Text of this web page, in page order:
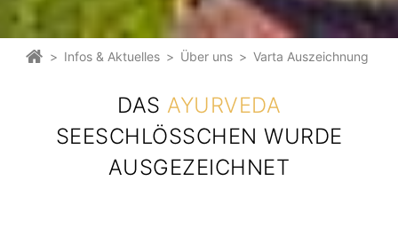
> Infos & Aktuelles > Über uns > Varta Auszeichnung
DAS AYURVEDA
SEESCHLÖSSCHEN WURDE A
USGEZEICHNET